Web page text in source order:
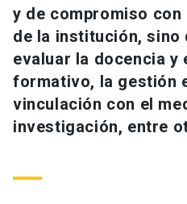
Académicos
Personal
Padres y familia
Admisión
Mi Cuenta UC launch
Correo UC launch
y de compromiso
de la institución, sino
evaluar la docencia y
formativo, la gestión
vinculación con el
investigación, entre